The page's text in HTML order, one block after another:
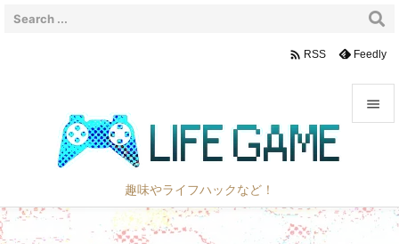
趣味やライフハックなど！

サイド
 RSS Feedly